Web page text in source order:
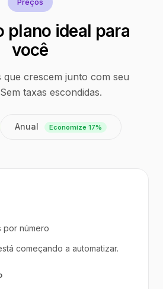
plano ideal para
você
que crescem junto com seu
taxas escondidas.
Anual Economize 17%
por número
começando a automatizar.